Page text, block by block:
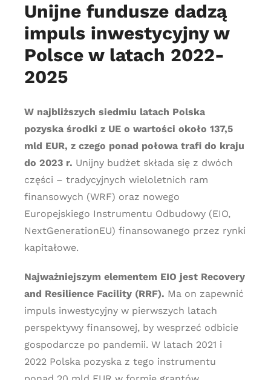
Unijne fundusze dadzą
impuls inwestycyjny w
Polsce w latach 2022-
2025
W najbliższych siedmiu latach Polska
pozyska środki z UE o wartości około 137,5
mld EUR, z czego ponad połowa trafi do kraju
do 2023 r. Unijny budżet składa się z dwóch
części – tradycyjnych wieloletnich ram
finansowych (WRF) oraz nowego
Europejskiego Instrumentu Odbudowy (EIO,
NextGenerationEU) finansowanego przez rynki
kapitałowe.
Najważniejszym elementem EIO jest Recovery
and Resilience Facility (RRF). Ma on zapewnić
impuls inwestycyjny w pierwszych latach
perspektywy finansowej, by wesprzeć odbicie
gospodarcze po pandemii. W latach 2021 i
2022 Polska pozyska z tego instrumentu